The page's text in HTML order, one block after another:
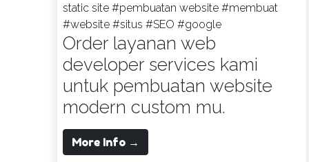
static site #pembuatan website #membuat
#website #situs #SEO #google
Order layanan web
developer services kami
untuk pembuatan website
modern custom mu.
More Info →